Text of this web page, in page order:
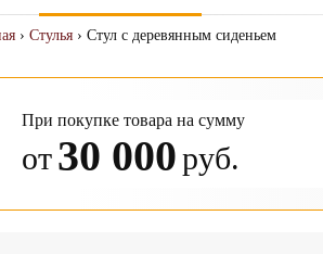
› Стулья › Стул с деревянным сиденьем
При покупке товара на сумму
от30 000руб.